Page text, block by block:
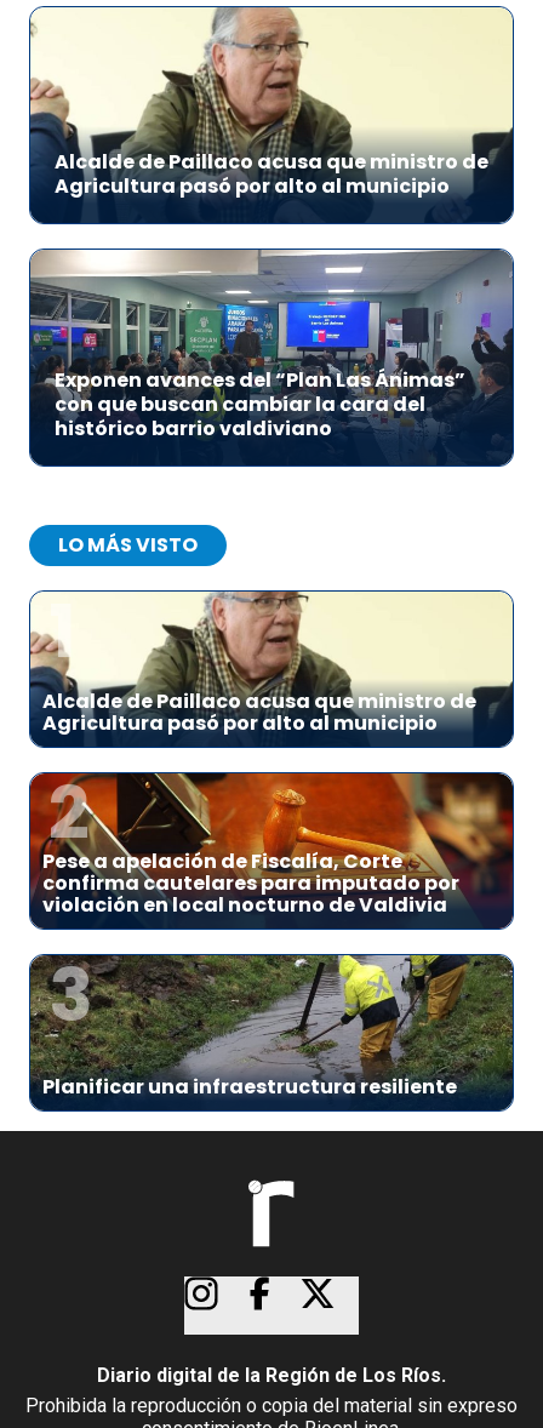
Alcalde de Paillaco acusa que ministro de
Agricultura pasó por alto al municipio
Exponen avances del “Plan Las Ánimas”
con que buscan cambiar la cara del
histórico barrio valdiviano
LO MÁS VISTO
1
Alcalde de Paillaco acusa que ministro de
Agricultura pasó por alto al municipio
2
Pese a apelación de Fiscalía, Corte
confirma cautelares para imputado por
violación en local nocturno de Valdivia
3
Planificar una infraestructura resiliente
Diario digital de la Región de Los Ríos.
Prohibida la reproducción o copia del material sin expreso